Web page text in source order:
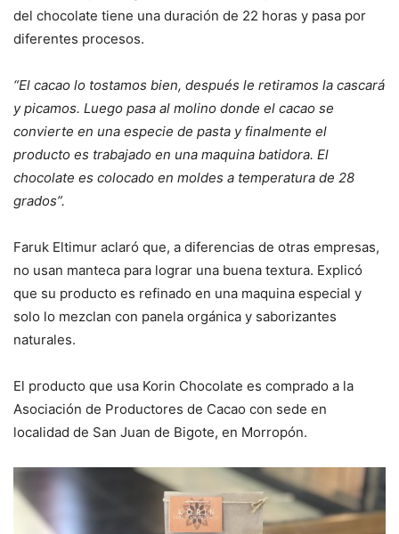
del chocolate tiene una duración de 22 horas y pasa por
diferentes procesos.
“El cacao lo tostamos bien, después le retiramos la cascará
y picamos. Luego pasa al molino donde el cacao se
convierte en una especie de pasta y finalmente el
producto es trabajado en una maquina batidora. El
chocolate es colocado en moldes a temperatura de 28
grados”.
Faruk Eltimur aclaró que, a diferencias de otras empresas,
no usan manteca para lograr una buena textura. Explicó
que su producto es refinado en una maquina especial y
solo lo mezclan con panela orgánica y saborizantes
naturales.
El producto que usa Korin Chocolate es comprado a la
Asociación de Productores de Cacao con sede en
localidad de San Juan de Bigote, en Morropón.